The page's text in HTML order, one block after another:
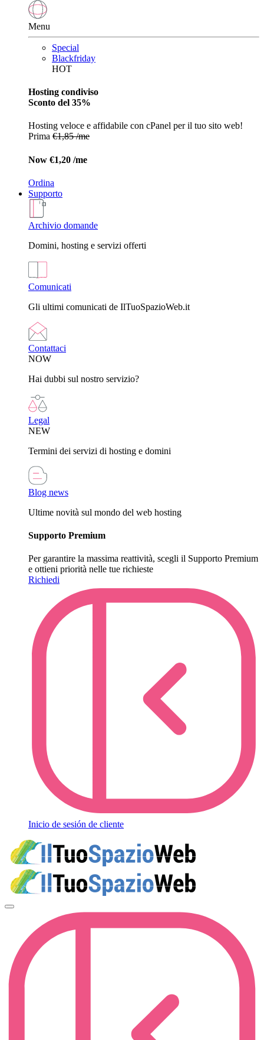
Menu
Special
Blackfriday
HOT
Hosting condiviso
Sconto del 35%
Hosting veloce e affidabile con cPanel per il tuo sito web!
Prima €1,85 /me
Now €1,20 /me
Ordina
Supporto
Archivio domande
Domini, hosting e servizi offerti
Comunicati
Gli ultimi comunicati de IlTuoSpazioWeb.it
Contattaci
NOW
Hai dubbi sul nostro servizio?
Legal
NEW
Termini dei servizi di hosting e domini
Blog news
Ultime novità sul mondo del web hosting
Supporto Premium
Per garantire la massima reattività, scegli il Supporto Premium
e ottieni priorità nelle tue richieste
Richiedi
Inicio de sesión de cliente